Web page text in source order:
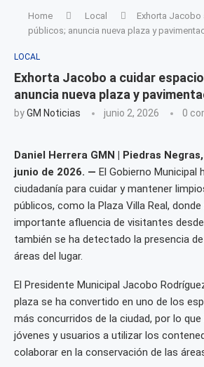
Home Local
Exhorta
públicos; anuncia nueva plaza y
LOCAL
Exhorta Jacobo a cuidar
anuncia nueva plaza y
byGM Noticias junio 2, 2026 0
Daniel Herrera GMN | Piedras
junio de 2026. — El Gobierno Municipal
ciudadanía para cuidar y mantener
públicos, como la Plaza Villa Real,
importante afluencia de visitantes
también se ha detectado la presencia
áreas del lugar.
El Presidente Municipal Jacobo
plaza se ha convertido en uno de los
más concurridos de la ciudad, por lo
jóvenes y usuarios a utilizar los
colaborar en la conservación de las